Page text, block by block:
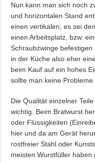
Nun kann man sich noch
und horizontalen Stand
einen vertikalen, es sei
einen Arbeitsplatz, bzw.
Schraubzwinge
in der Küche also eher
beim Kauf auf ein hohes
sollte man keine Probleme
Die Qualität einzelner
wichtig. Beim Bratwurst
oder Flüssigkeiten
hier und da am Gerät
rostfreier Stahl oder
meisten Wurstfüller